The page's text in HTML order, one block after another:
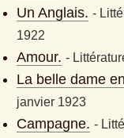
Un Anglais. -
1922
Amour. -
La belle dame
janvier 1923
Campagne. -